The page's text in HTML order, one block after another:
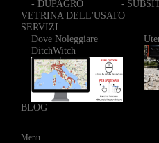
VETRINA DELL'USATO
SERVIZI
Dove Noleggiare
DitchWitch
BLOG
Menu